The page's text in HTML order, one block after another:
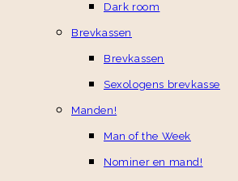
Dark room
Brevkassen
Brevkassen
Sexologens brevkasse
Manden!
Man of the Week
Nominer en mand!